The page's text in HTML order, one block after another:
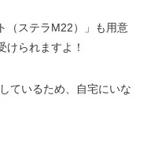
（ステラM22）」も用意
けられますよ！
ているため、自宅にいな